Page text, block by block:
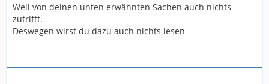
Weil von deinen unten erwähnten Sachen auch nichts
zutrifft.
Deswegen wirst du dazu auch nichts lesen